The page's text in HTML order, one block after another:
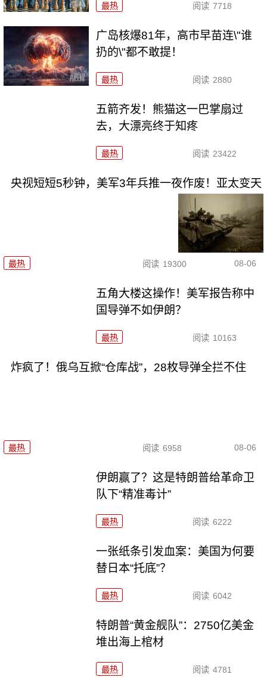
最热 阅读 7718
广岛核爆81年，高市早苗连\"谁
扔的\"都不敢提！
最热 阅读 2880
五箭齐发！熊猫这一巴掌扇过
去，大漂亮终于知疼
最热 阅读 23422
央视短短5秒钟，美军3年兵推一夜作废！亚太变天
最热 阅读 19300 08-06
五角大楼这操作！美军报告称中
国导弹不如伊朗？
最热 阅读 10163
炸疯了！俄乌互掀“仓库战”，28枚导弹全拦不住
最热 阅读 6958 08-06
伊朗赢了？这是特朗普给革命卫
队下“精准毒计”
最热 阅读 6222
一张纸条引发血案：美国为何要
替日本“托底”？
最热 阅读 6042
特朗普“黄金舰队”：2750亿美金
堆出海上棺材
最热 阅读 4781